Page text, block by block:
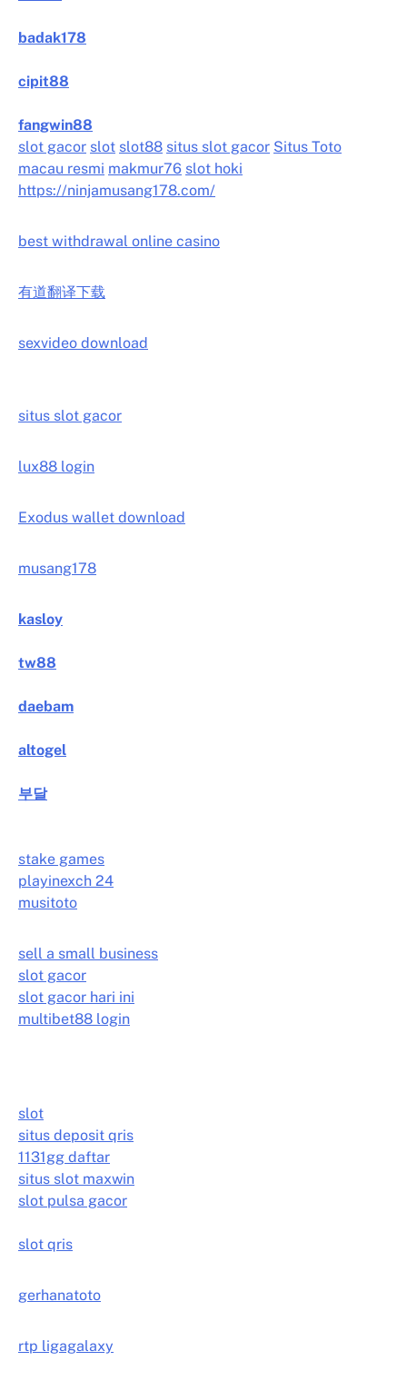
badak178
cipit88
fangwin88
slot gacor slot slot88 situs slot gacor Situs Toto
macau resmi makmur76 slot hoki
https://ninjamusang178.com/
best withdrawal online casino
有道翻译下载
sexvideo download
situs slot gacor
lux88 login
Exodus wallet download
musang178
kasloy
tw88
daebam
altogel
부달
stake games
playinexch 24
musitoto
sell a small business
slot gacor
slot gacor hari ini
multibet88 login
slot
situs deposit qris
1131gg daftar
situs slot maxwin
slot pulsa gacor
slot qris
gerhanatoto
rtp ligagalaxy